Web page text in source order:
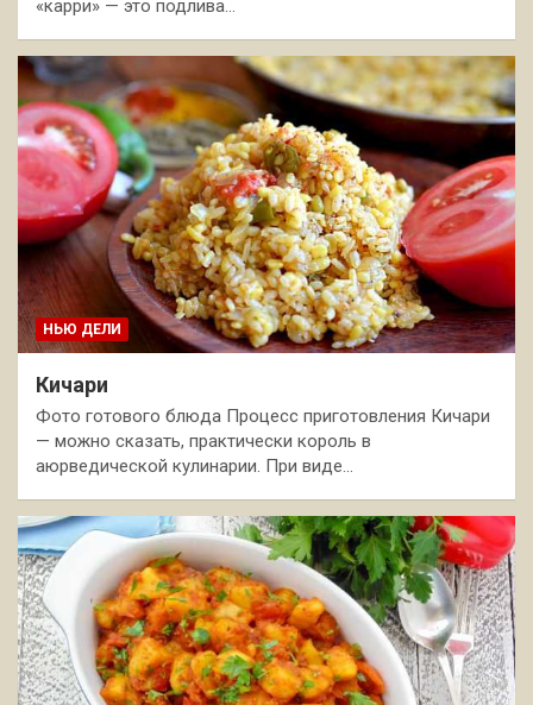
«карри» — это подлива…
НЬЮ ДЕЛИ
Кичари
Фото готового блюда Процесс приготовления Кичари
— можно сказать, практически король в
аюрведической кулинарии. При виде…